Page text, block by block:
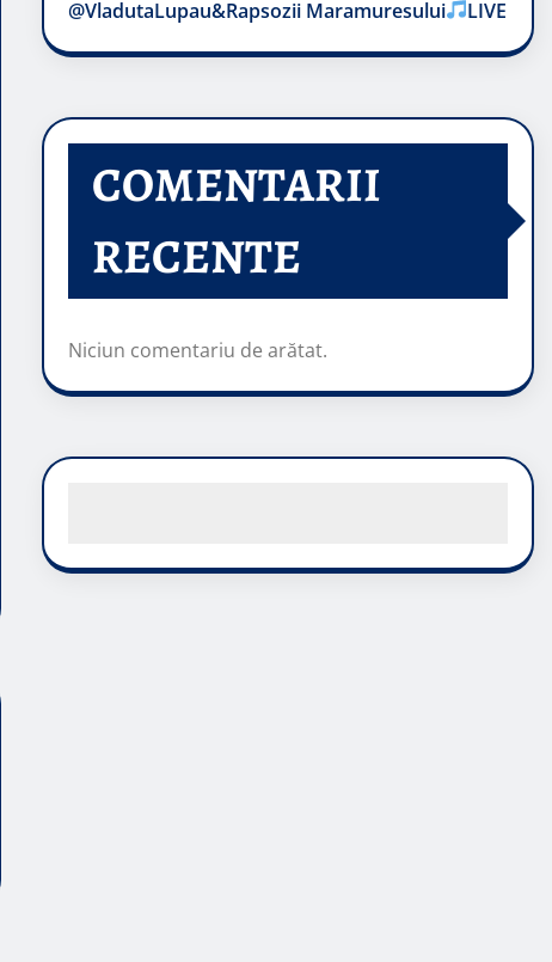
@VladutaLupau&Rapsozii Maramuresului LIVE
COMENTARII
RECENTE
Niciun comentariu de arătat.